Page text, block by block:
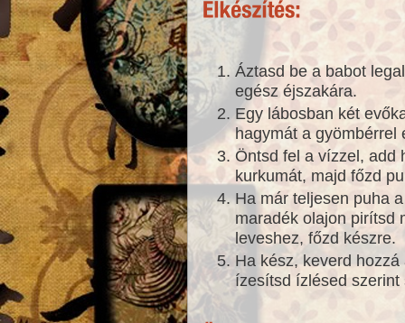
Áztasd be a babot
egész éjszakára.
Egy lábosban két
hagymát a gyömbérrel
Öntsd fel a vízzel, add
kurkumát, majd főzd
Ha már teljesen puha
maradék olajon pirítsd
leveshez, főzd készre.
Ha kész, keverd
ízesítsd ízlésed szerint